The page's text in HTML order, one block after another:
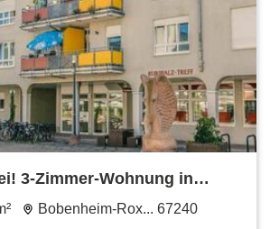
3-Zimmer-Wohnung in
Bobenheim-Rox... 67240